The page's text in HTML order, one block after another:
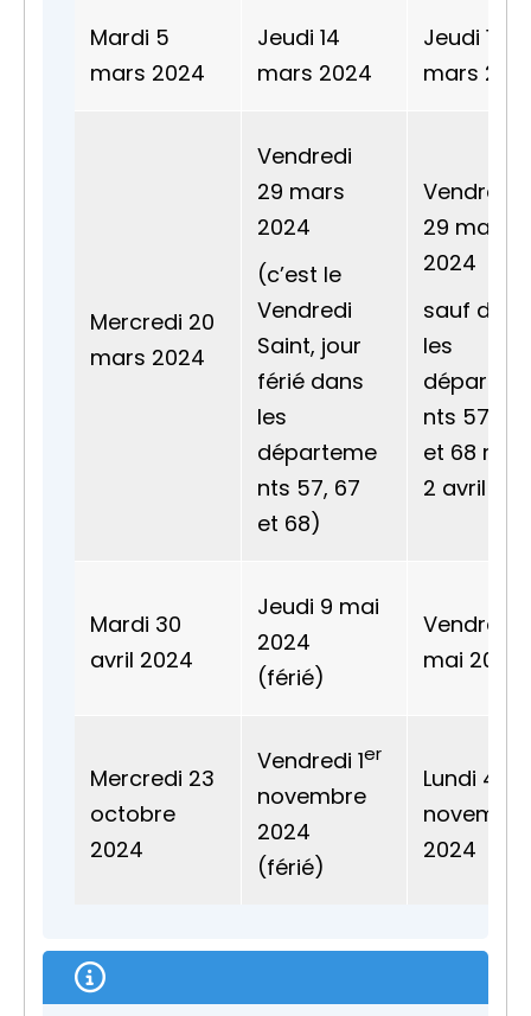
Mardi 5
mars 2024
Jeudi 14
mars 2024
Jeudi 14
mars
Mercredi 20
mars 2024
Vendredi
29 mars
2024
(c’est le
Vendredi
Saint, jour
férié dans
les
départeme
nts 57, 67
et 68)
Vendredi
29 mars
2024
sauf dans
les
nts 57, 67
et 68
2 avril
Mardi 30
avril 2024
Jeudi 9 mai
2024
(férié)
Vendredi
mai 2024
Mercredi 23
octobre
2024
Vendredi 1er
novembre
2024
(férié)
Lundi 4
novembre
2024